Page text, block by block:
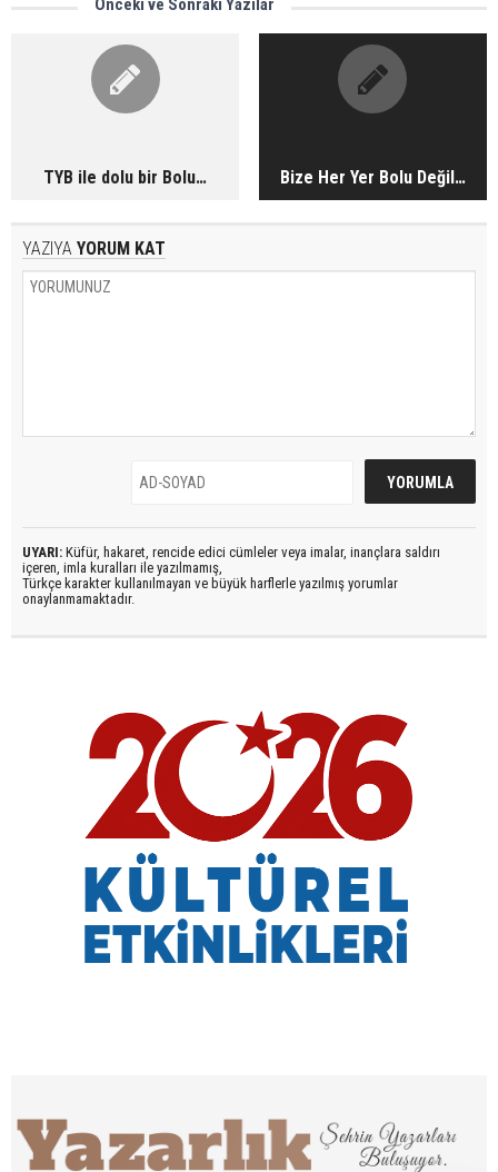
Önceki ve Sonraki Yazılar
TYB ile dolu bir Bolu… Bize Her Yer Bolu Değil…
YAZIYA YORUM KAT
UYARI: Küfür, hakaret, rencide edici cümleler veya imalar, inançlara saldırı
içeren, imla kuralları ile yazılmamış,
Türkçe karakter kullanılmayan ve büyük harflerle yazılmış yorumlar
onaylanmamaktadır.